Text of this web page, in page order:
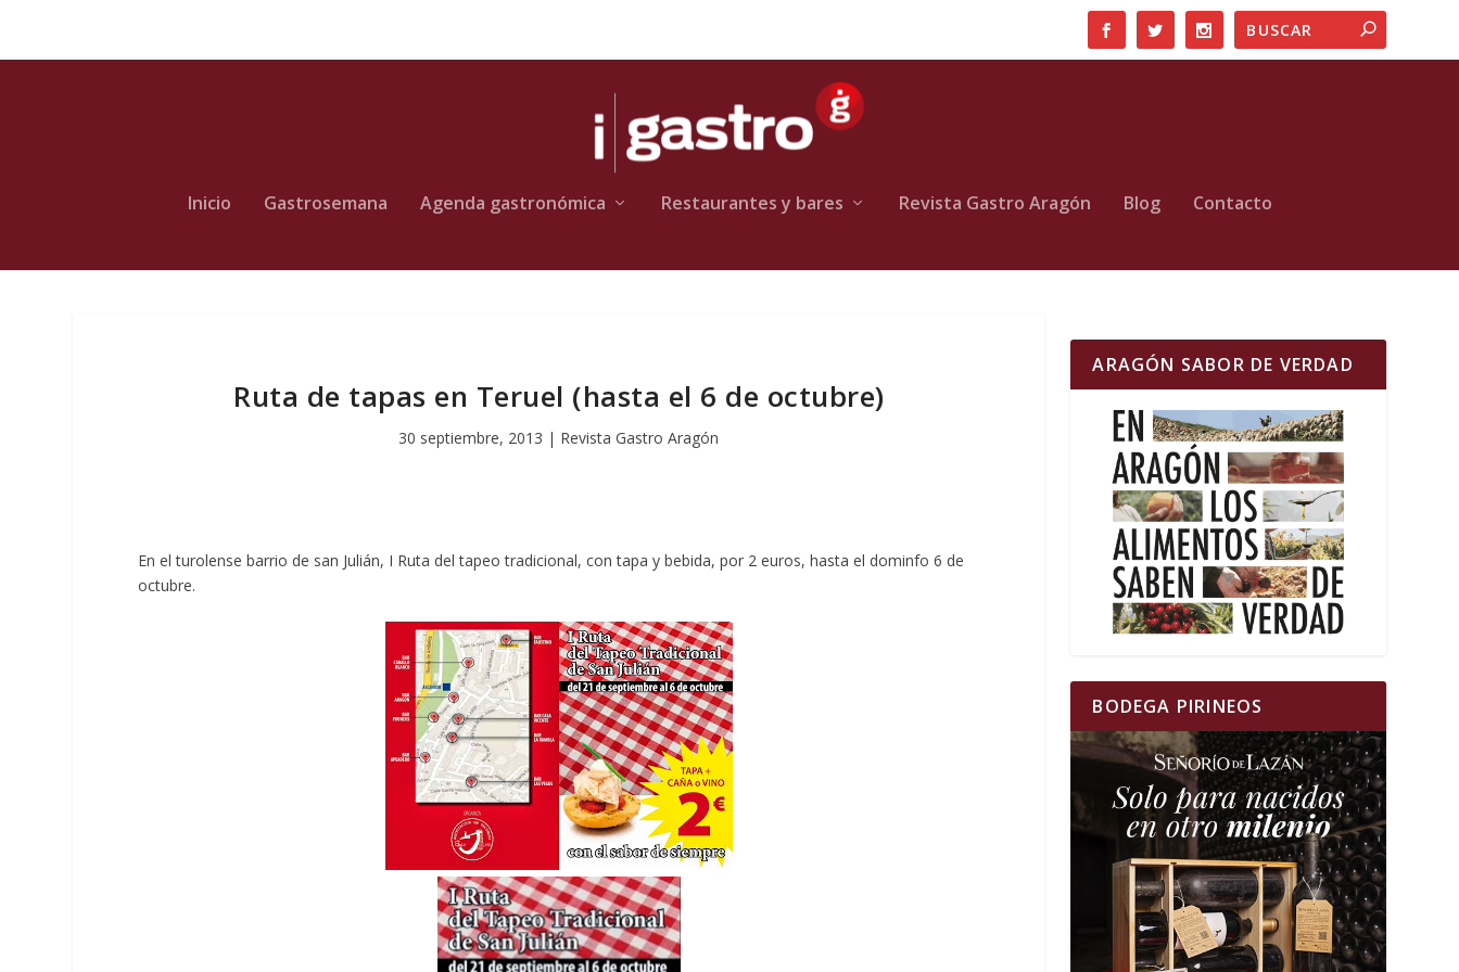
Inicio Gastrosemana Agenda gastronómica Restaurantes y bares Revista Gastro Aragón Blog Contacto
Ruta de tapas en Teruel (hasta el 6 de octubre)
30 septiembre, 2013 | Revista Gastro Aragón
En el turolense barrio de san Julián, I Ruta del tapeo tradicional, con tapa y bebida, por 2 euros, hasta el dominfo 6 de
octubre.
ARAGÓN SABOR DE VERDAD
BODEGA PIRINEOS